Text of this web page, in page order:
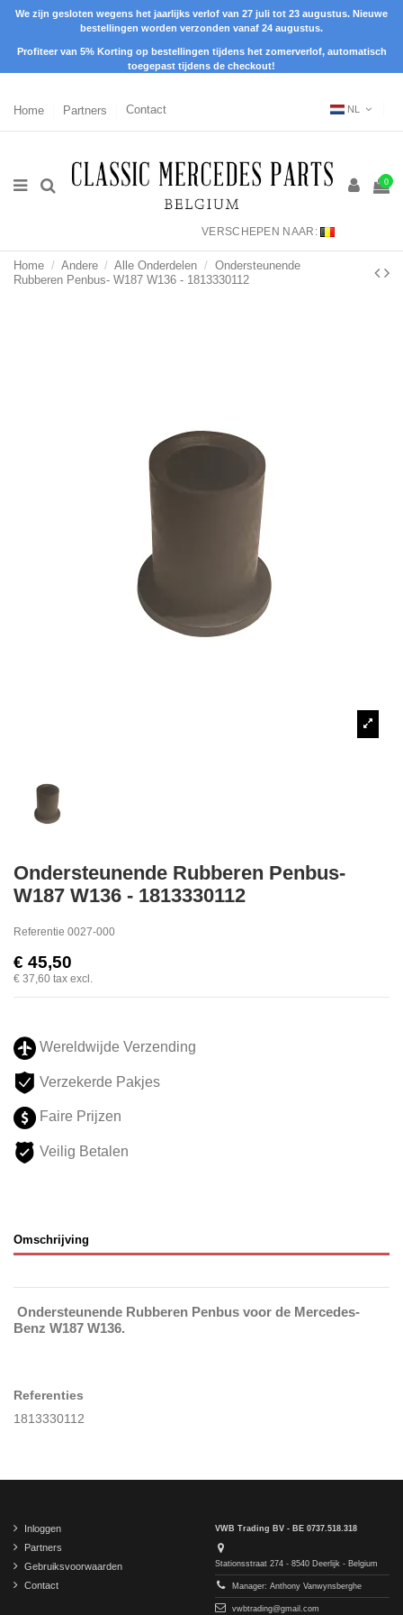
We zijn gesloten wegens het jaarlijks verlof van 27 juli tot 23 augustus. Nieuwe
bestellingen worden verzonden vanaf 24 augustus.
Profiteer van 5% Korting op bestellingen tijdens het zomerverlof, automatisch
toegepast tijdens de checkout!
Home Partners Contact NL
0
VERSCHEPEN NAAR:
Home Andere Alle Onderdelen
Ondersteunende
Rubberen Penbus- W187 W136 - 1813330112
Ondersteunende Rubberen Penbus-
W187 W136 - 1813330112
Referentie 0027-000
€ 45,50
€ 37,60 tax excl.
Wereldwijde Verzending
Verzekerde Pakjes
Faire Prijzen
Veilig Betalen
Omschrijving
Ondersteunende Rubberen Penbus voor de Mercedes-
Benz W187 W136.
Referenties
1813330112
Inloggen
Partners
Gebruiksvoorwaarden
Contact
VWB Trading BV - BE 0737.518.318
Stationsstraat 274 - 8540 Deerlijk - Belgium
Manager: Anthony Vanwynsberghe
vwbtrading@gmail.com